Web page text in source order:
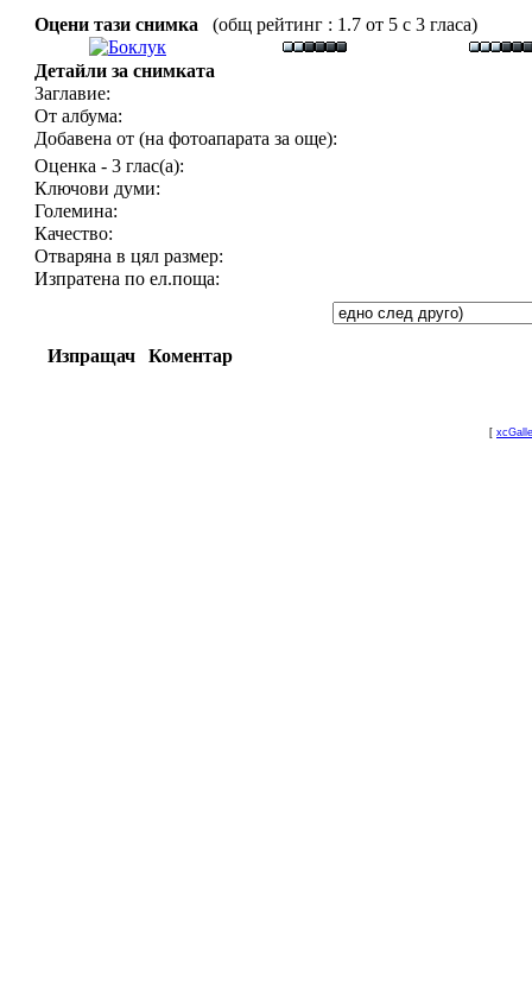
Оцени тази снимка
(общ рейтинг : 1.7 от 5 с 3 гласа)
Детайли за снимката
Заглавие:
От албума:
Добавена от (на фотоапарата за още):
Оценка - 3 глас(а):
Ключови думи:
Големина:
Качество:
Отваряна в цял размер:
Изпратена по ел.поща:
Изпращач Коментар
[